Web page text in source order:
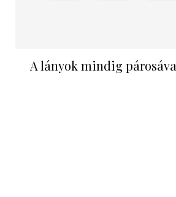
A lányok mindig